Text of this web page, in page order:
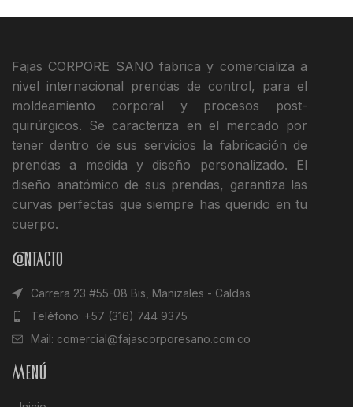
Fajas CORPORE SANO fabrica y comercializa a
nivel internacional prendas de control, para el
moldeamiento corporal y procesos post-
quirúrgicos. Se caracteriza en el mercado por
tener dentro de sus servicios la fabricación de
prendas a medida y diseño personalizado. El
diseño anatómico de sus prendas, garantiza las
curvas perfectas que siempre has querido en tu
cuerpo.
Contacto
Carrera 23 #55-08 Bis, Manizales - Caldas
Teléfono: +57 (316) 744 9375
Mail: comercial@fajascorporesano.com.co
Menú